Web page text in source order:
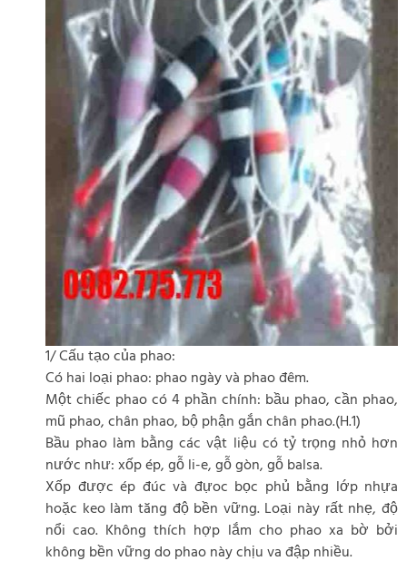
1/ Cấu tạo của phao:
Có hai loại phao: phao ngày và phao đêm.
Một chiếc phao có 4 phần chính: bầu phao, cần phao,
mũ phao, chân phao, bộ phận gắn chân phao.(H.1)
Bầu phao làm bằng các vật liệu có tỷ trọng nhỏ hơn
nước như: xốp ép, gỗ li-e, gỗ gòn, gỗ balsa.
Xốp được ép đúc và đựoc bọc phủ bằng lớp nhựa
hoặc keo làm tăng độ bền vững. Loại này rất nhẹ, độ
nổi cao. Không thích hợp lắm cho phao xa bờ bởi
không bền vững do phao này chịu va đập nhiều.